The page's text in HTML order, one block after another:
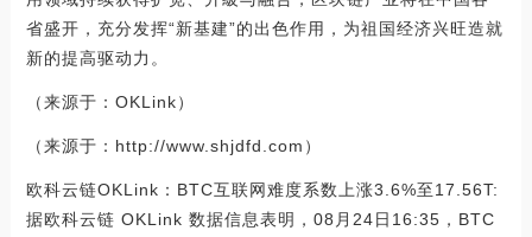
省盛开，充分发挥“新基建”的出色作用，为祖国经济兴旺造就
新的提高驱动力。
（来源于：OKLink）
（来源于：http://www.shjdfd.com）
欧科云链OKLink：BTC互联网难度系数上涨3.6%至17.56T:
据欧科云链 OKLink 数据信息表明，08月24日16:35，BTC